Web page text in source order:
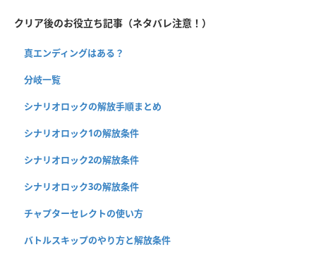
クリア後のお役立ち記事（ネタバレ注意！）
真エンディングはある？
分岐一覧
シナリオロックの解放手順まとめ
シナリオロック1の解放条件
シナリオロック2の解放条件
シナリオロック3の解放条件
チャプターセレクトの使い方
バトルスキップのやり方と解放条件